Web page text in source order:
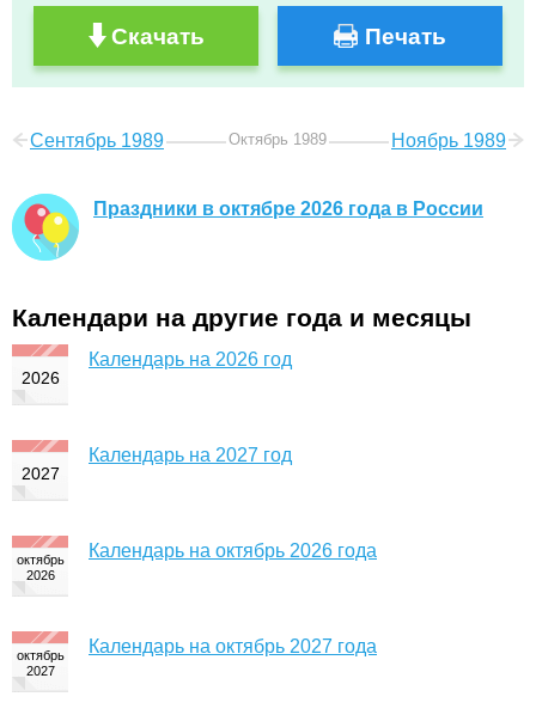
Скачать Печать
Сентябрь 1989 Октябрь 1989 Ноябрь 1989
Праздники в октябре 2026 года в России
Календари на другие года и месяцы
Календарь на 2026 год
Календарь на 2027 год
Календарь на октябрь 2026 года
Календарь на октябрь 2027 года